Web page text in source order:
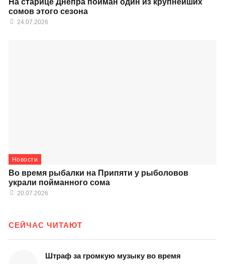
сомов этого сезона
24.07.2026
Новости
Во время рыбалки на Припяти у рыболовов
украли пойманного сома
20.07.2026
СЕЙЧАС ЧИТАЮТ
Штраф за громкую музыку во время